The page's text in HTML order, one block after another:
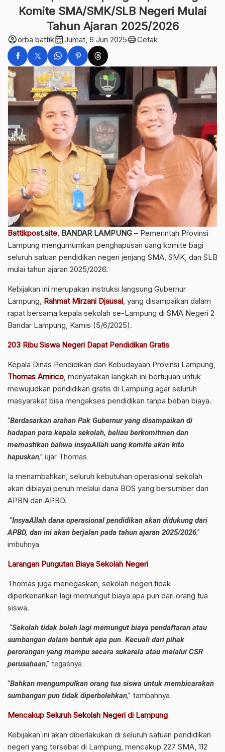
Komite SMA/SMK/SLB Negeri Mulai
Tahun Ajaran 2025/2026
account_circleorba battikcalendar_monthJumat, 6 Jun 2025printCetak
Battikpost.site, BANDAR LAMPUNG – Pemerintah Provinsi
Lampung mengumumkan penghapusan uang komite bagi
seluruh satuan pendidikan negeri jenjang SMA, SMK, dan SLB
mulai tahun ajaran 2025/2026.
Kebijakan ini merupakan instruksi langsung Gubernur
Lampung, Rahmat Mirzani Djausal, yang disampaikan dalam
rapat bersama kepala sekolah se-Lampung di SMA Negeri 2
Bandar Lampung, Kamis (5/6/2025).
203 Ribu Siswa Negeri Dapat Pendidikan Gratis
Kepala Dinas Pendidikan dan Kebudayaan Provinsi Lampung,
Thomas Amirico, menyatakan langkah ini bertujuan untuk
mewujudkan pendidikan gratis di Lampung agar seluruh
masyarakat bisa mengakses pendidikan tanpa beban biaya.
“Berdasarkan arahan Pak Gubernur yang disampaikan di
hadapan para kepala sekolah, beliau berkomitmen dan
memastikan bahwa insyaAllah uang komite akan kita
hapuskan,” ujar Thomas.
Ia menambahkan, seluruh kebutuhan operasional sekolah
akan dibiayai penuh melalui dana BOS yang bersumber dari
APBN dan APBD.
“InsyaAllah dana operasional pendidikan akan didukung dari
APBD, dan ini akan berjalan pada tahun ajaran 2025/2026,”
imbuhnya.
Larangan Pungutan Biaya Sekolah Negeri
Thomas juga menegaskan, sekolah negeri tidak
diperkenankan lagi memungut biaya apa pun dari orang tua
siswa.
“Sekolah tidak boleh lagi memungut biaya pendaftaran atau
sumbangan dalam bentuk apa pun. Kecuali dari pihak
perorangan yang mampu secara sukarela atau melalui CSR
perusahaan,” tegasnya.
“Bahkan mengumpulkan orang tua siswa untuk membicarakan
sumbangan pun tidak diperbolehkan,” tambahnya.
Mencakup Seluruh Sekolah Negeri di Lampung
Kebijakan ini akan diberlakukan di seluruh satuan pendidikan
negeri yang tersebar di Lampung, mencakup 227 SMA, 112